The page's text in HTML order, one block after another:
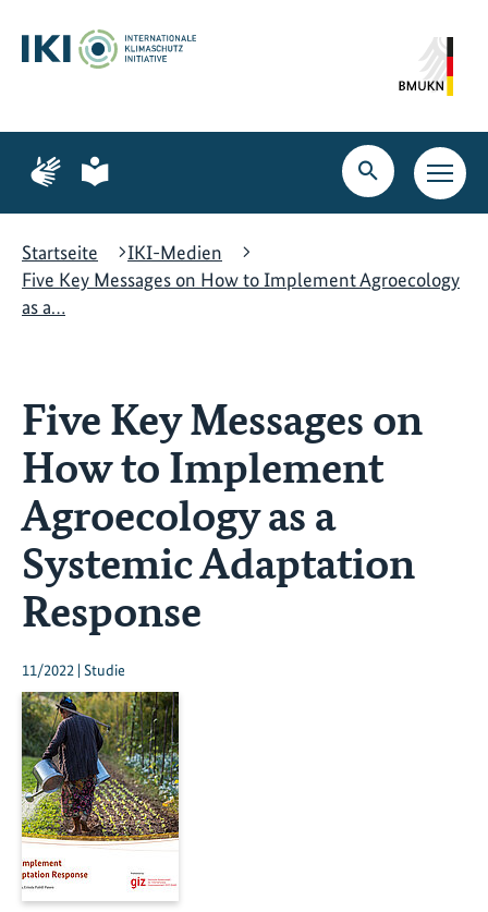
Hauptinhalt
springen
Suche
springen
Hauptnavigation
springen
Zur
Seite
Gebärdensprache
Zur
Seite
leichte
Suche
öffnen
Startseite
IKI-Medien
Five Key Messages on How to Implement Agroecology
as a…
Five Key Messages on
How to Implement
Agroecology as a
Systemic Adaptation
Response
11/2022 | Studie